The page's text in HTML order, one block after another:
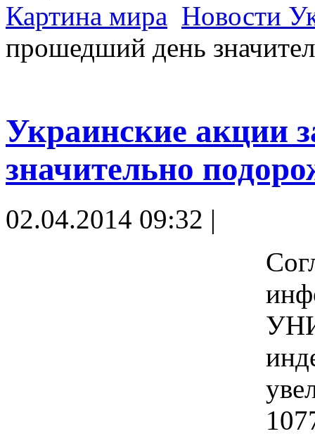
Картина мира Новости
прошедший день
Украинские акции
значительно
02.04.2014 09:32 |